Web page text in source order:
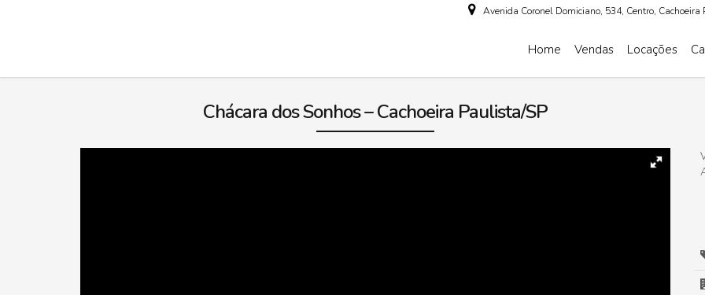
Avenida Coronel Domiciano, 534, Centro,
Locações
Vendas
Home
Chácara dos Sonhos – Cachoeira Paulista/SP